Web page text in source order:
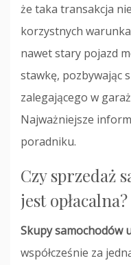
że taka transakcja
korzystnych
nawet stary pojazd
stawkę, pozbywając
zalegającego w
Najważniejsze
poradniku.
Czy sprzedaż
jest opłacalna?
Skupy samochodów
współcześnie za